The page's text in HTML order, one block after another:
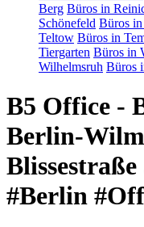
Berg Büros in
Schönefeld Büros in
Teltow Büros in
Tiergarten Büros in
Wilhelmsruh Büros
B5 Office -
Berlin-
#Berlin